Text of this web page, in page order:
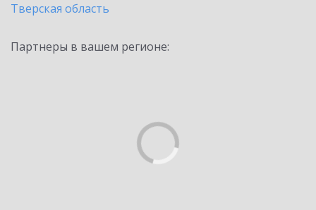
Тверская область
Партнеры в вашем регионе: